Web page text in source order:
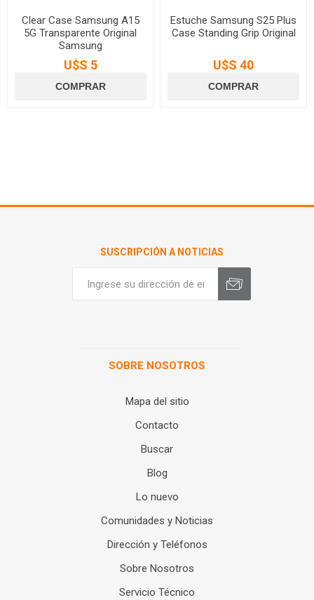
Clear Case Samsung A15
5G Transparente Original
Samsung
U$S 5
Estuche Samsung S25 Plus
Case Standing Grip Original
U$S 40
SUSCRIPCIÓN A NOTICIAS
SOBRE NOSOTROS
Mapa del sitio
Contacto
Buscar
Blog
Lo nuevo
Comunidades y Noticias
Dirección y Teléfonos
Sobre Nosotros
Servicio Técnico